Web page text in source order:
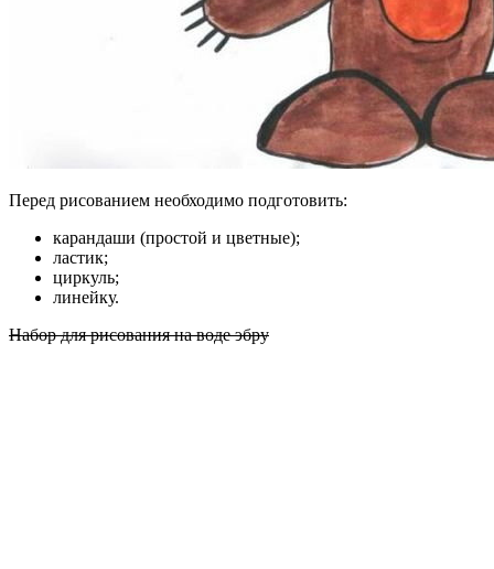
Перед рисованием необходимо подготовить:
карандаши (простой и цветные);
ластик;
циркуль;
линейку.
Набор для рисования на воде эбру